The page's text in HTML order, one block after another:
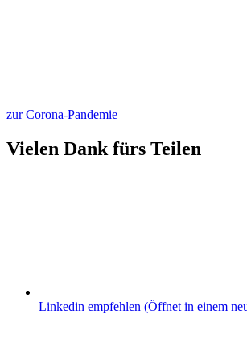
zur Corona-Pandemie
Vielen Dank fürs Teilen
Linkedin empfehlen (Öffnet in einem